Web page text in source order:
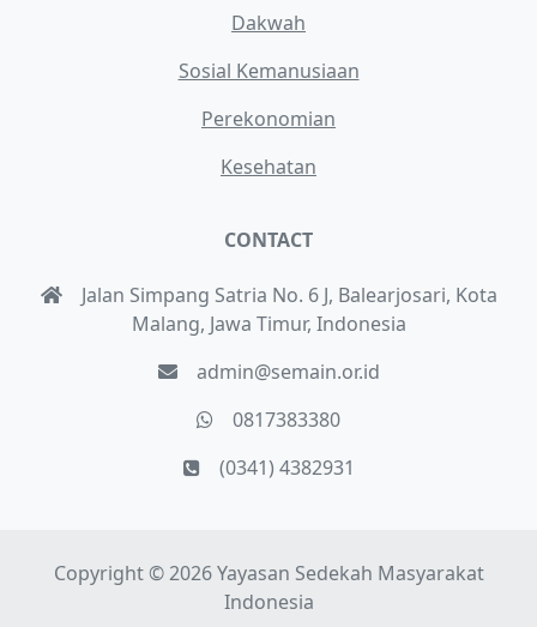
Dakwah
Sosial Kemanusiaan
Perekonomian
Kesehatan
CONTACT
Jalan Simpang Satria No. 6 J, Balearjosari, Kota
Malang, Jawa Timur, Indonesia
admin@semain.or.id
0817383380
(0341) 4382931
Copyright © 2026 Yayasan Sedekah Masyarakat
Indonesia